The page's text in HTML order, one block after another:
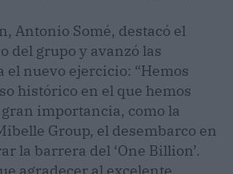
Antonio Somé, destacó el
del grupo y avanzó las
nuevo ejercicio: “Hemos
histórico en el que hemos
importancia, como la
Group, el desembarco en
la barrera del ‘One Billion’.
agradecer al excelente